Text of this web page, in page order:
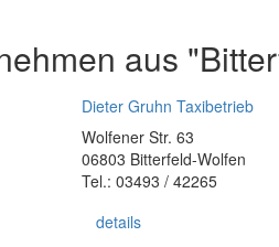
aus
Dieter Gruhn Taxibetrieb
Wolfener Str. 63
06803 Bitterfeld-Wolfen
Tel.: 03493 / 42265
details